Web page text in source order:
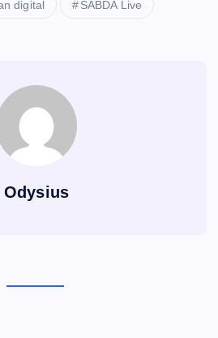
digital SABDA Live
Odysius